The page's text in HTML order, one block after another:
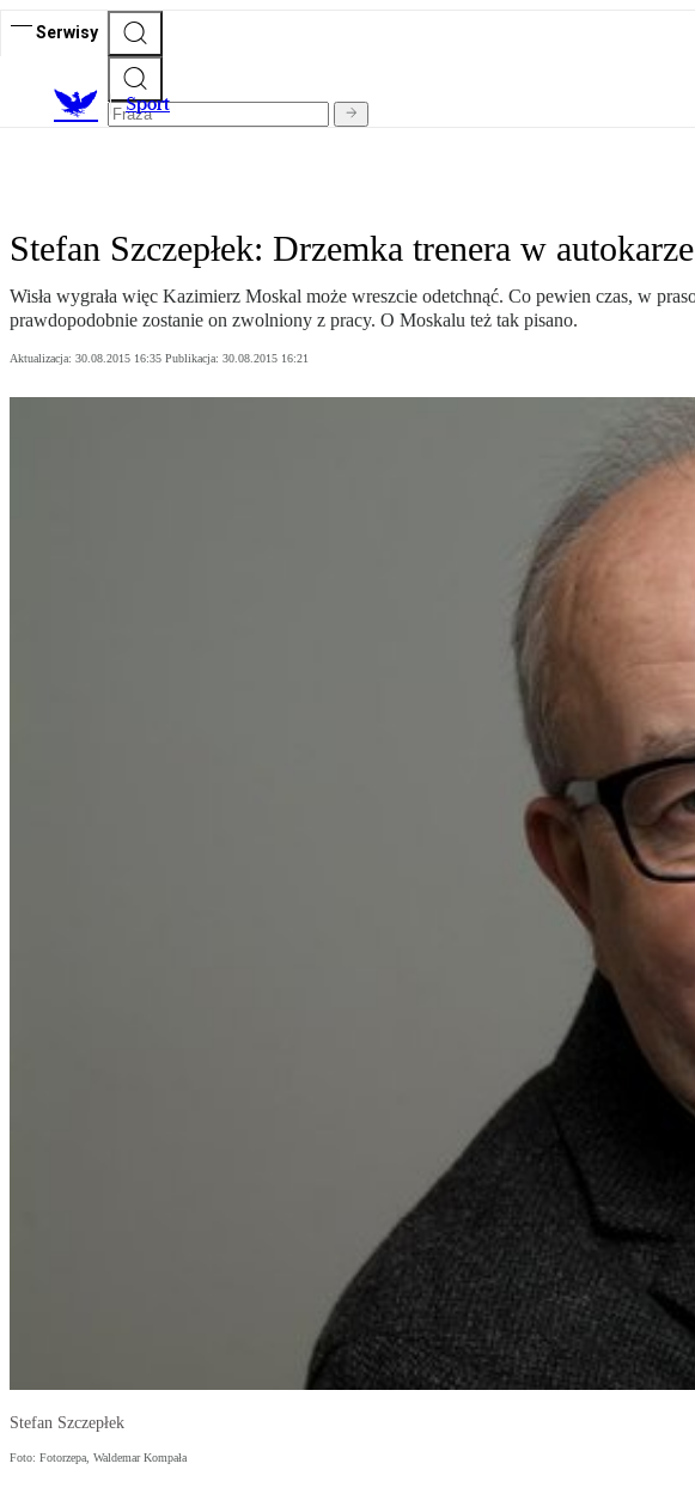
Serwisy
Sport
Stefan Szczepłek: Drzemka trenera w autokarze
Wisła wygrała więc Kazimierz Moskal może wreszcie odetchnąć. Co pewien czas, w
prawdopodobnie zostanie on zwolniony z pracy. O Moskalu też tak pisano.
Aktualizacja: 30.08.2015 16:35 Publikacja: 30.08.2015 16:21
Stefan Szczepłek
Foto: Fotorzepa, Waldemar Kompała